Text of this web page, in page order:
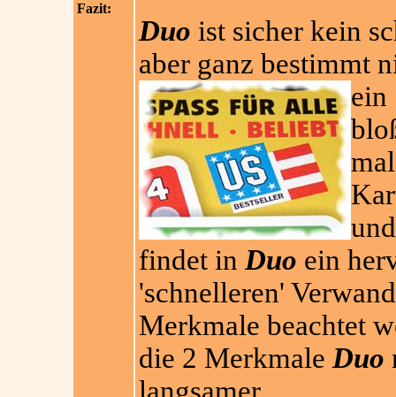
Fazit:
Duo ist sicher kein
aber ganz bestimmt
ein
findet in Duo ein
'schnelleren'
Merkmale beachtet
die 2 Merkmale Duo